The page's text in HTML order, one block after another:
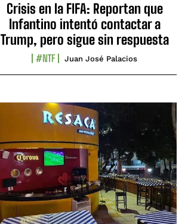
Crisis en la FIFA: Reportan que
Infantino intentó contactar a
Trump, pero sigue sin respuesta
#NTF Juan José Palacios